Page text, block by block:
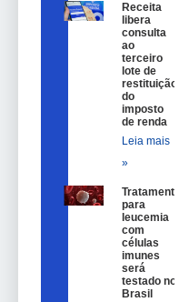
Receita
libera
consulta
ao
terceiro
lote de
restituição
do
imposto
de renda
Leia mais
»
Tratamento
para
leucemia
com
células
imunes
será
testado no
Brasil